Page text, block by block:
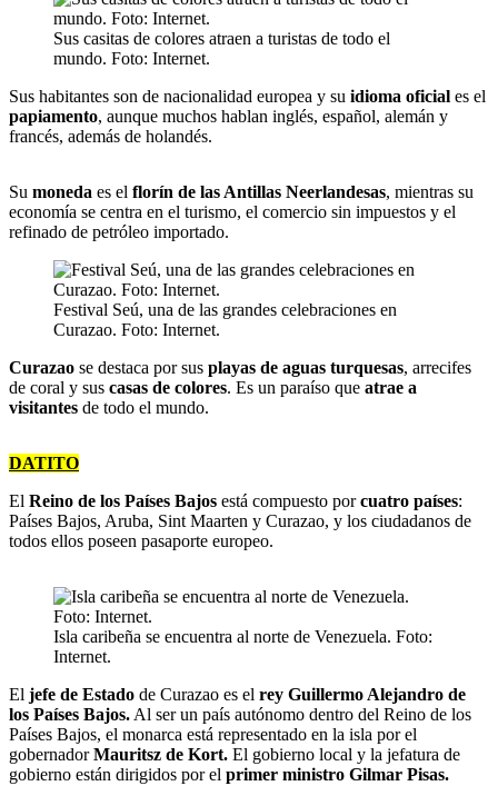
Sus casitas de colores atraen a turistas de todo el
mundo. Foto: Internet.
Sus habitantes son de nacionalidad europea y su idioma oficial es el
papiamento, aunque muchos hablan inglés, español, alemán y
francés, además de holandés.
Su moneda es el florín de las Antillas Neerlandesas, mientras su
economía se centra en el turismo, el comercio sin impuestos y el
refinado de petróleo importado.
Festival Seú, una de las grandes celebraciones en
Curazao. Foto: Internet.
Curazao se destaca por sus playas de aguas turquesas, arrecifes
de coral y sus casas de colores. Es un paraíso que atrae a
visitantes de todo el mundo.
DATITO
El Reino de los Países Bajos está compuesto porcuatro países:
Países Bajos, Aruba, Sint Maarten y Curazao, y los ciudadanos de
todos ellos poseen pasaporte europeo.
Isla caribeña se encuentra al norte de Venezuela. Foto:
Internet.
El jefe de Estado de Curazao es el rey Guillermo Alejandro de
los Países Bajos. Al ser un país autónomo dentro del Reino de los
Países Bajos, el monarca está representado en la isla por el
gobernadorMauritsz de Kort. El gobierno local y la jefatura de
gobierno están dirigidos por el primer ministro Gilmar Pisas.